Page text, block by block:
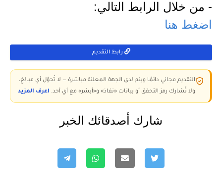
- من خلال الرابط التالي:
اضغط هنا
رابط التقديم
التقديم مجاني دائمًا ويتم لدى الجهة المعلنة مباشرة — لا تُحوّل أي مبالغ،
ولا تُشارك رمز التحقق أو بيانات «نفاذ» و«أبشر» مع أي أحد. اعرف المزيد
شارك أصدقائك الخبر